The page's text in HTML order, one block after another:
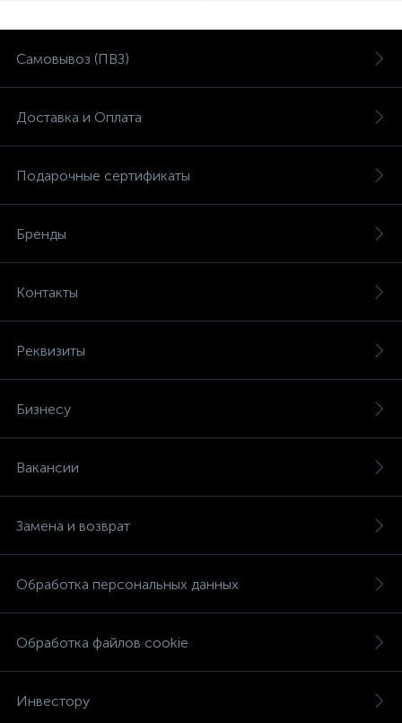
Самовывоз (ПВЗ)
Доставка и Оплата
Подарочные сертификаты
Бренды
Контакты
Реквизиты
Бизнесу
Вакансии
Замена и возврат
Обработка персональных данных
Обработка файлов cookie
Инвестору